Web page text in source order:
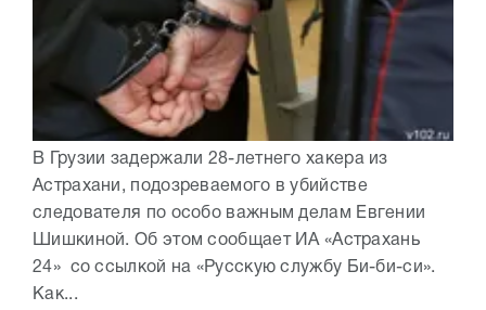
В Грузии задержали 28-летнего хакера из
Астрахани, подозреваемого в убийстве
следователя по особо важным делам Евгении
Шишкиной. Об этом сообщает ИА «Астрахань
24» со ссылкой на «Русскую службу Би-би-си».
Как...